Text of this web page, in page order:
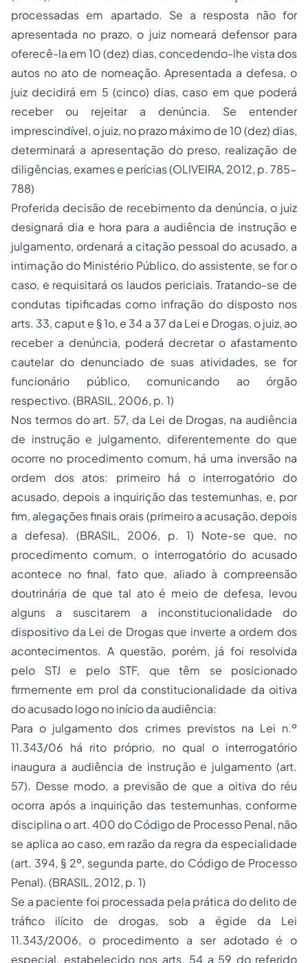
processadas em apartado. Se a resposta não for
apresentada no prazo, o juiz nomeará defensor para
oferecê-la em 10 (dez) dias, concedendo-lhe vista dos
autos no ato de nomeação. Apresentada a defesa, o
juiz decidirá em 5 (cinco) dias, caso em que poderá
receber ou rejeitar a denúncia. Se entender
imprescindível, o juiz, no prazo máximo de 10 (dez) dias,
determinará a apresentação do preso, realização de
diligências, exames e perícias (OLIVEIRA, 2012, p. 785-
788)
Proferida decisão de recebimento da denúncia, o juiz
designará dia e hora para a audiência de instrução e
julgamento, ordenará a citação pessoal do acusado, a
intimação do Ministério Público, do assistente, se for o
caso, e requisitará os laudos periciais. Tratando-se de
condutas tipificadas como infração do disposto nos
arts. 33, caput e § 1o, e 34 a 37 da Lei e Drogas, o juiz, ao
receber a denúncia, poderá decretar o afastamento
cautelar do denunciado de suas atividades, se for
funcionário público, comunicando ao órgão
respectivo. (BRASIL, 2006, p. 1)
Nos termos do art. 57, da Lei de Drogas, na audiência
de instrução e julgamento, diferentemente do que
ocorre no procedimento comum, há uma inversão na
ordem dos atos: primeiro há o interrogatório do
acusado, depois a inquirição das testemunhas, e, por
fim, alegações finais orais (primeiro a acusação, depois
a defesa). (BRASIL, 2006, p. 1) Note-se que, no
procedimento comum, o interrogatório do acusado
acontece no final, fato que, aliado à compreensão
doutrinária de que tal ato é meio de defesa, levou
alguns a suscitarem a inconstitucionalidade do
dispositivo da Lei de Drogas que inverte a ordem dos
acontecimentos. A questão, porém, já foi resolvida
pelo STJ e pelo STF, que têm se posicionado
firmemente em prol da constitucionalidade da oitiva
do acusado logo no início da audiência:
Para o julgamento dos crimes previstos na Lei n.º
11.343/06 há rito próprio, no qual o interrogatório
inaugura a audiência de instrução e julgamento (art.
57). Desse modo, a previsão de que a oitiva do réu
ocorra após a inquirição das testemunhas, conforme
disciplina o art. 400 do Código de Processo Penal, não
se aplica ao caso, em razão da regra da especialidade
(art. 394, § 2º, segunda parte, do Código de Processo
Penal). (BRASIL, 2012, p. 1)
Se a paciente foi processada pela prática do delito de
tráfico ilícito de drogas, sob a égide da Lei
11.343/2006, o procedimento a ser adotado é o
especial, estabelecido nos arts. 54 a 59 do referido